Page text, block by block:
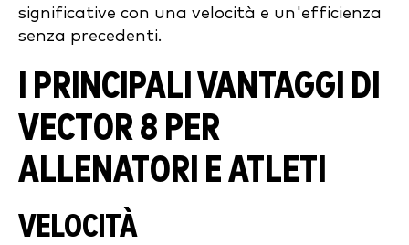
significative con una velocità e un'efficienza
senza precedenti.
I PRINCIPALI VANTAGGI DI
VECTOR 8 PER
ALLENATORI E ATLETI
VELOCITÀ